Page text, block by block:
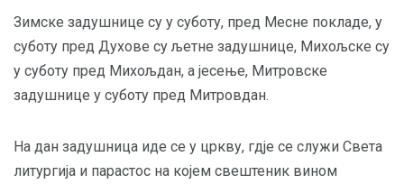
Зимске задушнице су у суботу, пред Месне покладе, у
суботу пред Духове су љетне задушнице, Михољске су
у суботу пред Михољдан, а јесење, Митровске
задушнице у суботу пред Митровдан.
На дан задушница иде се у цркву, гдје се служи Света
литургија и парастос на којем свештеник вином